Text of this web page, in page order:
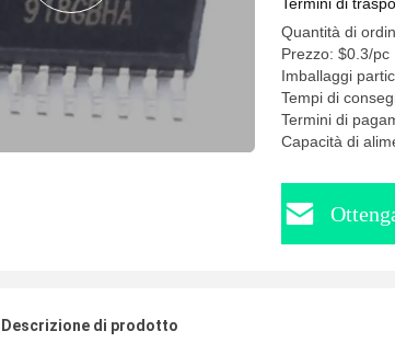
Quantità di
Prezzo: $0.3/pc
Imballaggi
Tempi di
Termini di
Capacità di
Descrizione di prodotto